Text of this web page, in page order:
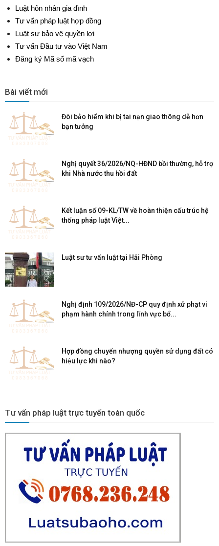
Luật hôn nhân gia đình
Tư vấn pháp luật hợp đồng
Luật sư bảo vệ quyền lợi
Tư vấn Đầu tư vào Việt Nam
Đăng ký Mã số mã vạch
Bài viết mới
Đòi bảo hiểm khi bị tai nạn giao thông dễ hơn
bạn tưởng
Nghị quyết 36/2026/NQ-HĐND bồi thường, hỗ trợ
khi Nhà nước thu hồi đất
Kết luận số 09-KL/TW về hoàn thiện cấu trúc hệ
thống pháp luật Việt...
Luật sư tư vấn luật tại Hải Phòng
Nghị định 109/2026/NĐ-CP quy định xử phạt vi
phạm hành chính trong lĩnh vực bổ...
Hợp đồng chuyển nhượng quyền sử dụng đất có
hiệu lực khi nào?
Tư vấn pháp luật trực tuyến toàn quốc